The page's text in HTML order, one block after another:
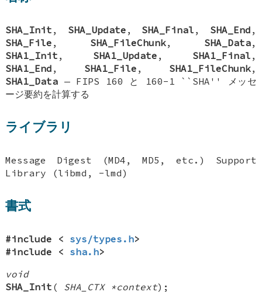
SHA_Init , SHA_Update , SHA_Final , SHA_End ,
SHA_File , SHA_FileChunk, SHA_Data,
SHA1_Init , SHA1_Update , SHA1_Final ,
SHA1_End , SHA1_File , SHA1_FileChunk,
SHA1_Data — FIPS 160 と 160-1 ``SHA'' メッセ
ージ要約を計算する
ライブラリ
Message Digest (MD4, MD5, etc.) Support
Library (libmd, -lmd)
書式
#include < sys/types.h>
#include < sha.h>
void
SHA_Init ( SHA_CTX *context);